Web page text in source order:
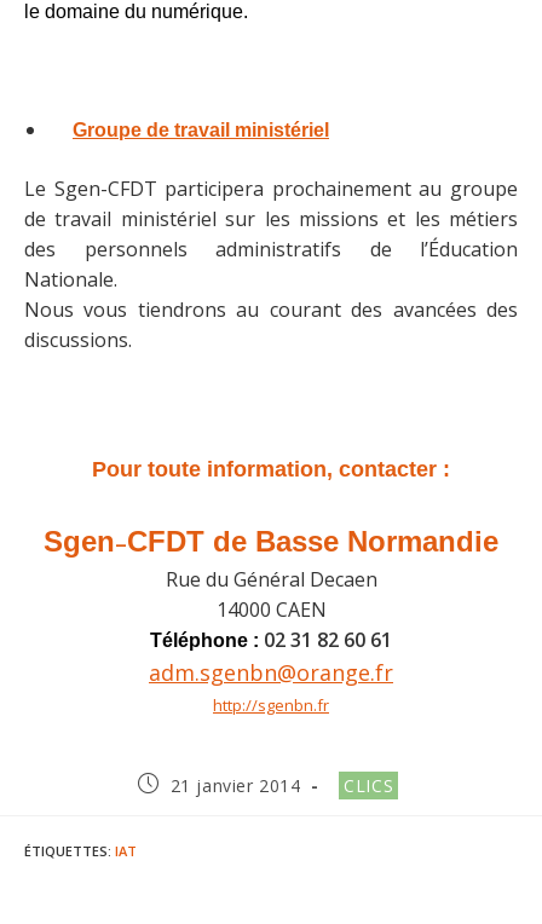
le domaine du numérique.
Groupe de travail ministériel
Le Sgen-CFDT participera prochainement au groupe
de travail ministériel sur les missions et les métiers
des personnels administratifs de l’Éducation
Nationale.
Nous vous tiendrons au courant des avancées des
discussions.
Pour toute information, contacter :
Sgen–CFDT de Basse Normandie
Rue du Général Decaen
14000 CAEN
Téléphone : 02 31 82 60 61
adm.sgenbn@orange.fr
http://sgenbn.fr
Publication
21 janvier 2014
Post
category:
CLICS
ÉTIQUETTES: IAT